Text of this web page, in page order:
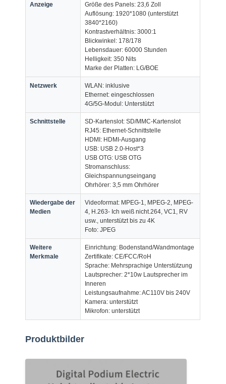
Produkte
Werksbesichtigung
Qualitätskontrolle
Kontaktieren Sie uns
Fälle
Plaudern Sie Jetzt
Anzeige
Größe des Panels: 23,6 Zoll
Auflösung: 1920*1080 (unterstützt
3840*2160)
Kontrastverhältnis: 3000:1
Blickwinkel: 178/178
Lebensdauer: 60000 Stunden
Helligkeit: 350 Nits
Marke der Platten: LG/BOE
Netzwerk
WLAN: inklusive
Ethernet: eingeschlossen
4G/5G-Modul: Unterstützt
Schnittstelle
SD-Kartenslot: SD/MMC-Kartenslot
RJ45: Ethernet-Schnittstelle
HDMI: HDMI-Ausgang
USB: USB 2.0-Host*3
USB OTG: USB OTG
Stromanschluss:
Gleichspannungseingang
Ohrhörer: 3,5 mm Ohrhörer
Wiedergabe der
Medien
Videoformat: MPEG-1, MPEG-2, MPEG-
4, H.263- Ich weiß nicht.264, VC1, RV
usw., unterstützt bis zu 4K
Foto: JPEG
Weitere
Merkmale
Einrichtung: Bodenstand/Wandmontage
Zertifikate: CE/FCC/RoH
Sprache: Mehrsprachige Unterstützung
Lautsprecher: 2*10w Lautsprecher im
Inneren
Leistungsaufnahme: AC110V bis 240V
Kamera: unterstützt
Mikrofon: unterstützt
Produktbilder